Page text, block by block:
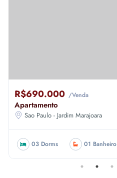
R$690.000 /Venda
Apartamento
Sao Paulo - Jardim Marajoara
03 Dorms 01 Banheiro